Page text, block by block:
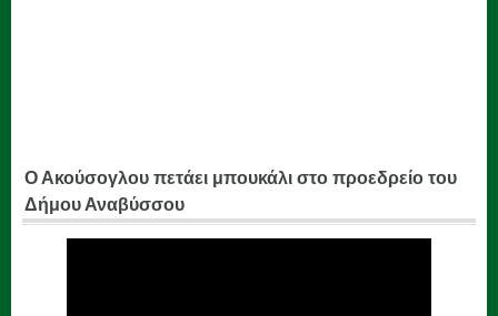
Ο Ακούσογλου πετάει μπουκάλι στο προεδρείο του
Δήμου Αναβύσσου